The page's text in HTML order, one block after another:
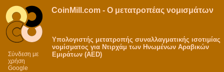
Σύνδεση με
χρήση
Google
CoinMill.com - Ο μετατροπέας νομισμάτων
Υπολογιστής μετατροπής συναλλαγματικής ισοτιμίας
νομίσματος για Ντιρχάμ των Ηνωμένων Αραβικών
Εμιράτων (AED)